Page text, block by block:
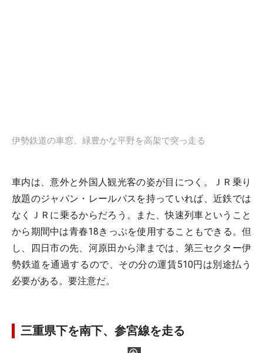
伊勢鉄道の車窓。緑豊かな平野を高架で突っ走る
車内は、意外と外国人観光客の姿が目につく。ＪＲ乗り
放題のジャパン・レールパスを持っていれば、近鉄では
なくＪＲに乗るからだろう。また、快速列車ということ
から期間中は青春18きっぷを使用することもできる。但
し、四日市の先、河原田から津までは、第三セクター伊
勢鉄道を通過するので、その分の運賃510円は別途払う
必要がある。要注意だ。
三重県下を南下、参宮線を走る